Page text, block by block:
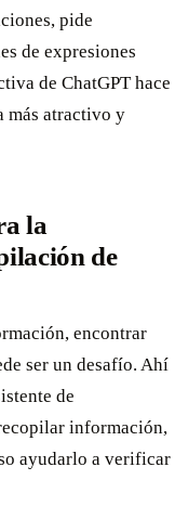
pide
de expresiones
de ChatGPT hace
más atractivo y
la
de
encontrar
ser un desafío. Ahí
de
información,
ayudarlo a verificar